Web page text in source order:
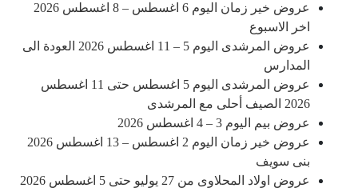
عروض خير زمان اليوم 6 اغسطس – 8 اغسطس 2026
اخر الاسبوع
عروض المرشدى اليوم 5 – 11 اغسطس 2026 العودة الى
المدارس
عروض المرشدى اليوم 5 اغسطس حتى 11 اغسطس
2026 الصيف أحلى مع المرشدى
عروض بيم اليوم 3 – 4 اغسطس 2026
عروض خير زمان اليوم 2 اغسطس – 13 اغسطس 2026
بنى سويف
عروض اولاد المحلاوى من 27 يوليو حتى 5 اغسطس 2026